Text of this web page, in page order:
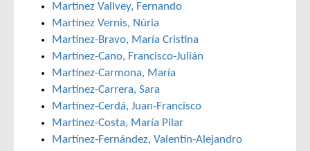
Martínez Vallvey, Fernando
Martínez Vernis, Núria
Martínez-Bravo, María Cristina
Martínez-Cano, Francisco-Julián
Martínez-Carmona, María
Martínez-Carrera, Sara
Martínez-Cerdá, Juan-Francisco
Martínez-Costa, María Pilar
Martínez-Fernández, Valentín-Alejandro